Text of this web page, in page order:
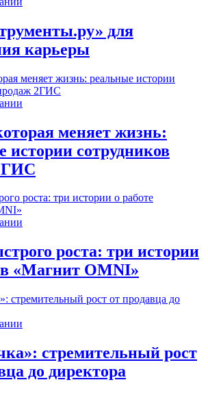
для
карьеры
меняет жизнь:
истории сотрудников
роста: три истории
в «Магнит OMNI»
стремительный рост
до директора